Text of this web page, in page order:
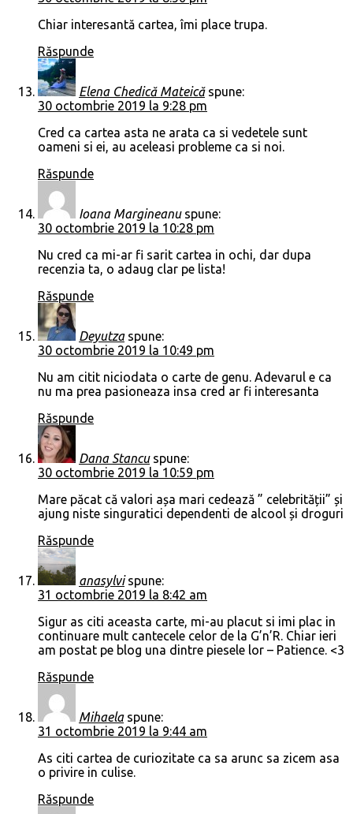
Chiar interesantă cartea, îmi place trupa.
Răspunde
Elena Chedică Mateică spune:
30 octombrie 2019 la 9:28 pm
Cred ca cartea asta ne arata ca si vedetele sunt
oameni si ei, au aceleasi probleme ca si noi.
Răspunde
Ioana Margineanu spune:
30 octombrie 2019 la 10:28 pm
Nu cred ca mi-ar fi sarit cartea in ochi, dar dupa
recenzia ta, o adaug clar pe lista!
Răspunde
Deyutza spune:
30 octombrie 2019 la 10:49 pm
Nu am citit niciodata o carte de genu. Adevarul e ca
nu ma prea pasioneaza insa cred ar fi interesanta
Răspunde
Dana Stancu spune:
30 octombrie 2019 la 10:59 pm
Mare păcat că valori așa mari cedează ” celebrității” și
ajung niste singuratici dependenti de alcool și droguri
Răspunde
anasylvi spune:
31 octombrie 2019 la 8:42 am
Sigur as citi aceasta carte, mi-au placut si imi plac in
continuare mult cantecele celor de la G’n’R. Chiar ieri
am postat pe blog una dintre piesele lor – Patience. <3
Răspunde
Mihaela spune:
31 octombrie 2019 la 9:44 am
As citi cartea de curiozitate ca sa arunc sa zicem asa
o privire in culise.
Răspunde